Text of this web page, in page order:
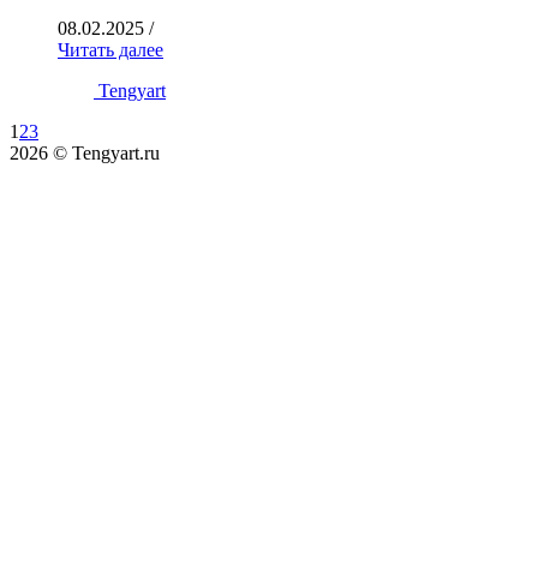
08.02.2025 /
Читать далее
Tengyart
1 23
2026 © Tengyart.ru